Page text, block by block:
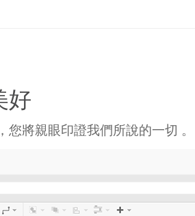
好
將親眼印證我們所說的一切 。